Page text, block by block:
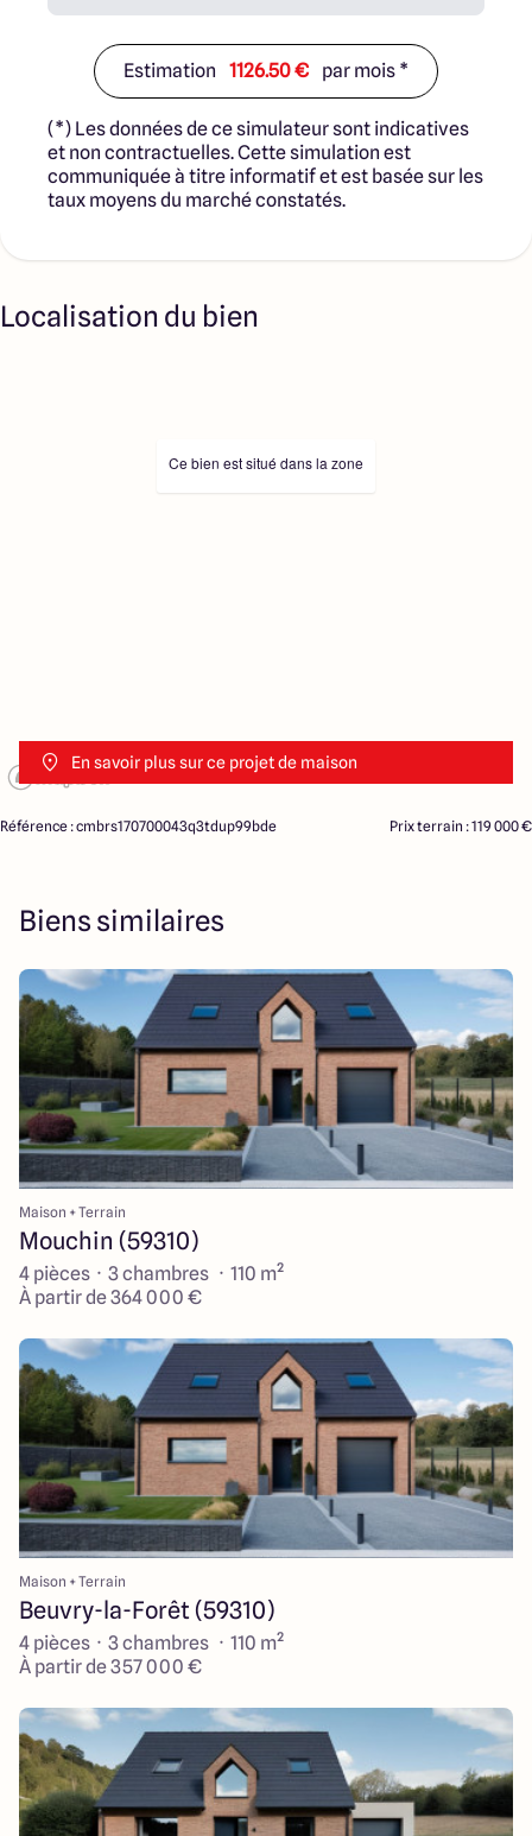
Estimation 1126.50 € par mois *
(*) Les données de ce simulateur sont indicatives
et non contractuelles. Cette simulation est
communiquée à titre informatif et est basée sur les
taux moyens du marché constatés.
Localisation du bien
En savoir plus sur ce projet de maison
Ce bien est situé dans la zone
Référence : cmbrs170700043q3tdup99bde Prix terrain : 119 000 €
Biens similaires
Maison + Terrain
Mouchin (59310)
4 pièces · 3 chambres · 110 m²
À partir de 364 000 €
Maison + Terrain
Beuvry-la-Forêt (59310)
4 pièces · 3 chambres · 110 m²
À partir de 357 000 €